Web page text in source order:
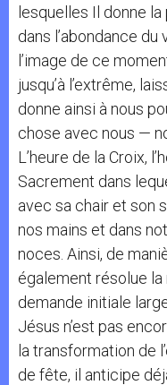
lesquelles Il donne
dans l’abondance
l’image de ce
jusqu’à l’extrême,
donne ainsi à nous
chose avec nous —
L’heure de la Croix,
Sacrement dans
avec sa chair et son
nos mains et dans
noces. Ainsi, de
également résolue
demande initiale
Jésus n’est pas
la transformation de
de fête, il anticipe